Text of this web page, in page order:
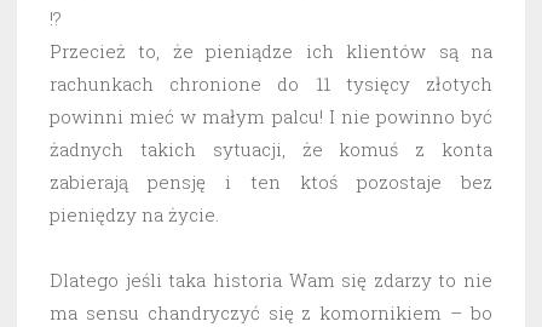
!?
Przecież to, że pieniądze ich klientów są na
rachunkach chronione do 11 tysięcy złotych
powinni mieć w małym palcu! I nie powinno być
żadnych takich sytuacji, że komuś z konta
zabierają pensję i ten ktoś pozostaje bez
pieniędzy na życie.
Dlatego jeśli taka historia Wam się zdarzy to nie
ma sensu chandryczyć się z komornikiem – bo